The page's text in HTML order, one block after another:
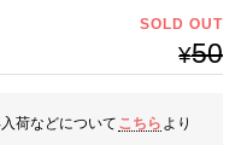
SOLD OUT
¥50
荷などについて こちら より